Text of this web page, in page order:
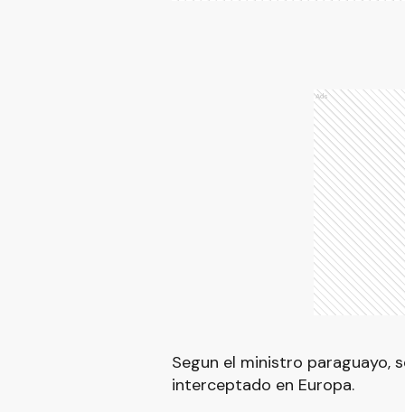
Ads
Segun el ministro paraguayo,
interceptado en Europa.